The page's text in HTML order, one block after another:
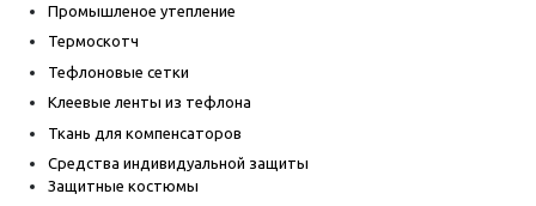
Промышленое утепление
Термоскотч
Тефлоновые сетки
Клеевые ленты из тефлона
Ткань для компенсаторов
Средства индивидуальной защиты
Защитные костюмы